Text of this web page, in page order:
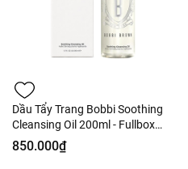
Dầu Tẩy Trang Bobbi Soothing
Cleansing Oil 200ml - Fullbox
Hàng US
850.000₫